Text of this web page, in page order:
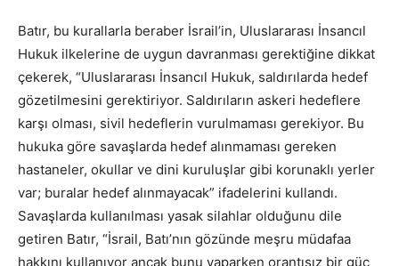
Batır, bu kurallarla beraber İsrail’in, Uluslararası İnsancıl
Hukuk ilkelerine de uygun davranması gerektiğine dikkat
çekerek, “Uluslararası İnsancıl Hukuk, saldırılarda hedef
gözetilmesini gerektiriyor. Saldırıların askeri hedeflere
karşı olması, sivil hedeflerin vurulmaması gerekiyor. Bu
hukuka göre savaşlarda hedef alınmaması gereken
hastaneler, okullar ve dini kuruluşlar gibi korunaklı yerler
var; buralar hedef alınmayacak” ifadelerini kullandı.
Savaşlarda kullanılması yasak silahlar olduğunu dile
getiren Batır, “İsrail, Batı’nın gözünde meşru müdafaa
hakkını kullanıyor ancak bunu yaparken orantısız bir güç